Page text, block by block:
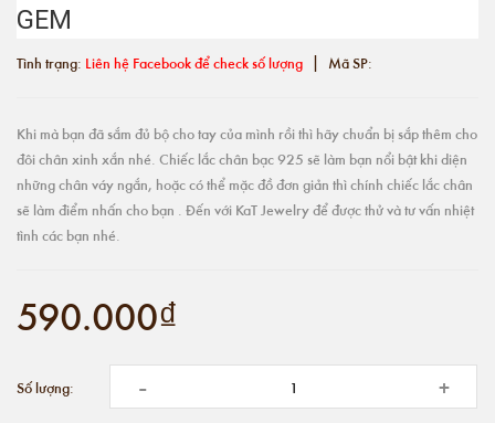
GEM
Tình trạng: Liên hệ Facebook để check số lượng | Mã SP:
Khi mà bạn đã sắm đủ bộ cho tay của mình rồi thì hãy chuẩn bị sắp thêm cho
đôi chân xinh xắn nhé. Chiếc lắc chân bạc 925 sẽ làm bạn nổi bật khi diện
những chân váy ngắn, hoặc có thể mặc đồ đơn giản thì chính chiếc lắc chân
sẽ làm điểm nhấn cho bạn . Đến với KaT Jewelry để được thử và tư vấn nhiệt
tình các bạn nhé.
590.000₫
Số lượng: - +